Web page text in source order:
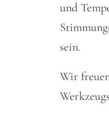
und
sein.
Wir